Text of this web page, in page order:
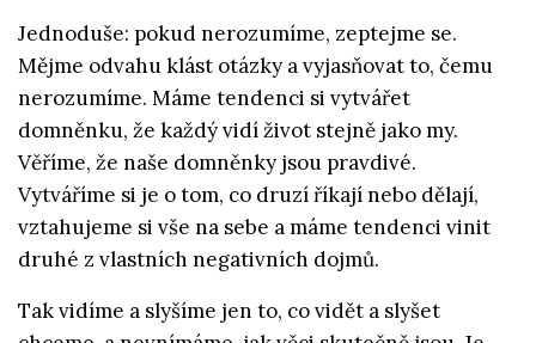
Jednoduše: pokud nerozumíme, zeptejme se.
Mějme odvahu klást otázky a vyjasňovat to, čemu
nerozumíme. Máme tendenci si vytvářet
domněnku, že každý vidí život stejně jako my.
Věříme, že naše domněnky jsou pravdivé.
Vytváříme si je o tom, co druzí říkají nebo dělají,
vztahujeme si vše na sebe a máme tendenci vinit
druhé z vlastních negativních dojmů.
Tak vidíme a slyšíme jen to, co vidět a slyšet